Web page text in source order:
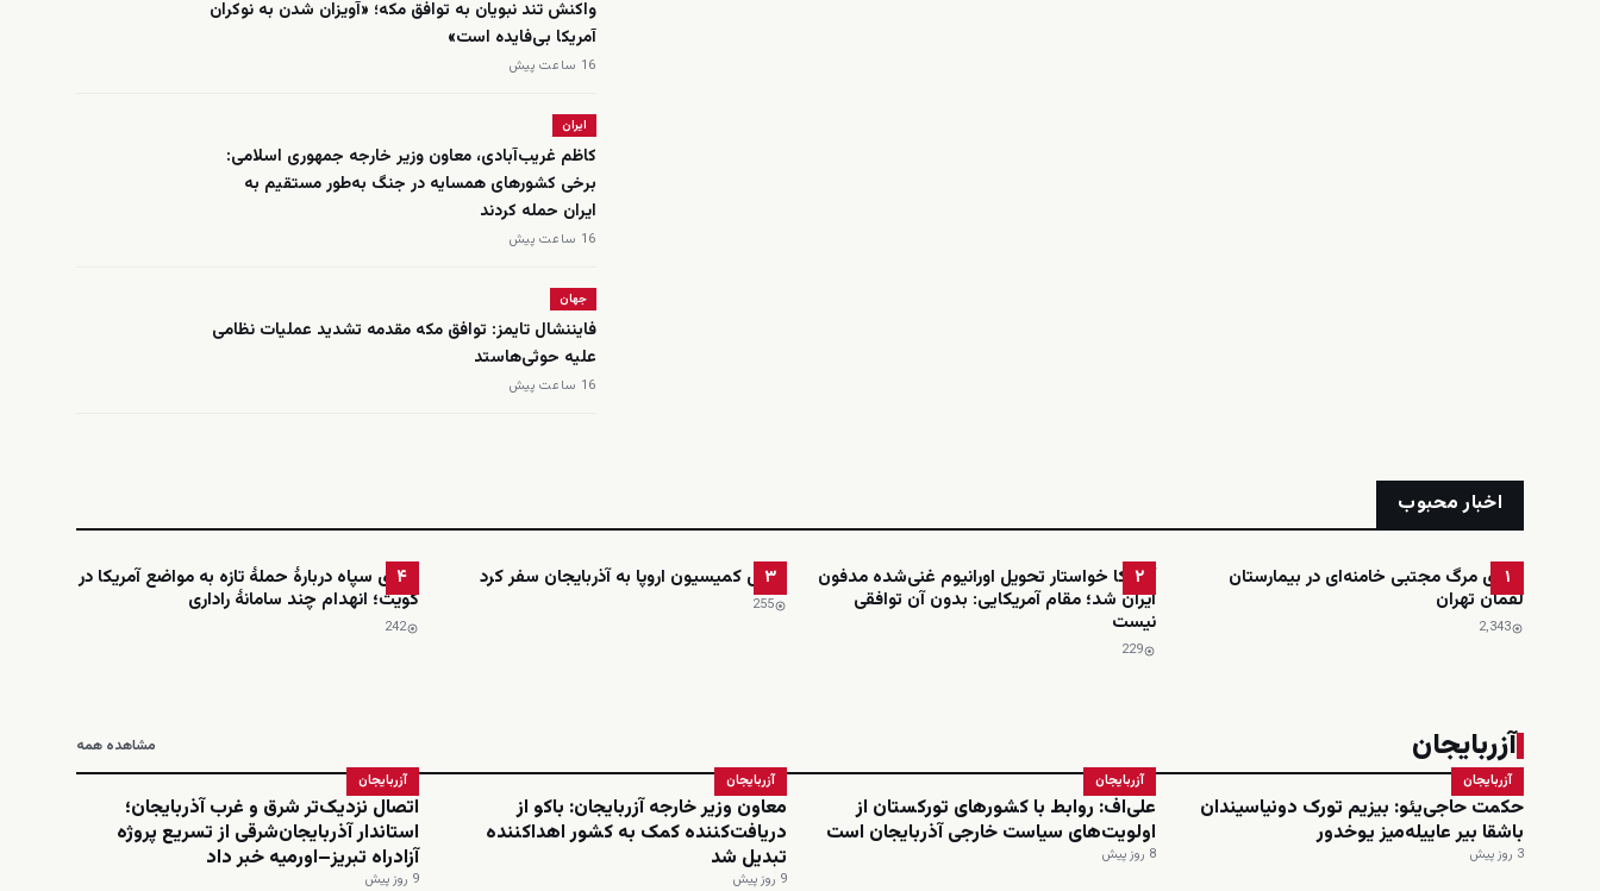
واکنش تند نبویان به توافق مکه؛ «آویزان شدن به نوکران
آمریکا بی‌فایده است»
16 ساعت پیش
ایران
کاظم غریب‌آبادی، معاون وزیر خارجه جمهوری اسلامی:
برخی کشورهای همسایه در جنگ به‌طور مستقیم به
ایران حمله کردند
16 ساعت پیش
جهان
فایننشال تایمز: توافق مکه مقدمه تشدید عملیات نظامی
علیه حوثی‌هاستد
16 ساعت پیش
اخبار محبوب
۱
ادعای مرگ مجتبی خامنه‌ای در بیمارستان
لقمان تهران
2٬343
۲
آمریکا خواستار تحویل اورانیوم غنی‌شده مدفون
ایران شد؛ مقام آمریکایی: بدون آن توافقی
نیست
229
۳
رئیس کمیسیون اروپا به آذربایجان سفر کرد
255
۴
ادعای سپاه دربارهٔ حملهٔ تازه به مواضع آمریکا در
کویت؛ انهدام چند سامانهٔ راداری
242
آزربایجان مشاهده همه
آزربایجان
حکمت حاجی‌یئو: بیزیم تورک دونیاسیندان
باشقا بیر عاییله‌میز یوخدور
3 روز پیش
آزربایجان
علی‌اف: روابط با کشورهای تورکستان از
اولویت‌های سیاست خارجی آذربایجان است
8 روز پیش
آزربایجان
معاون وزیر خارجه آزربایجان: باکو از
دریافت‌کننده کمک به کشور اهداکننده
تبدیل شد
9 روز پیش
آزربایجان
اتصال نزدیک‌تر شرق و غرب آذربایجان؛
استاندار آذربایجان‌شرقی از تسریع پروژه
آزادراه تبریز–اورمیه خبر داد
9 روز پیش